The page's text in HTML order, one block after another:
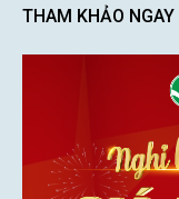
THAM KHẢO NGAY